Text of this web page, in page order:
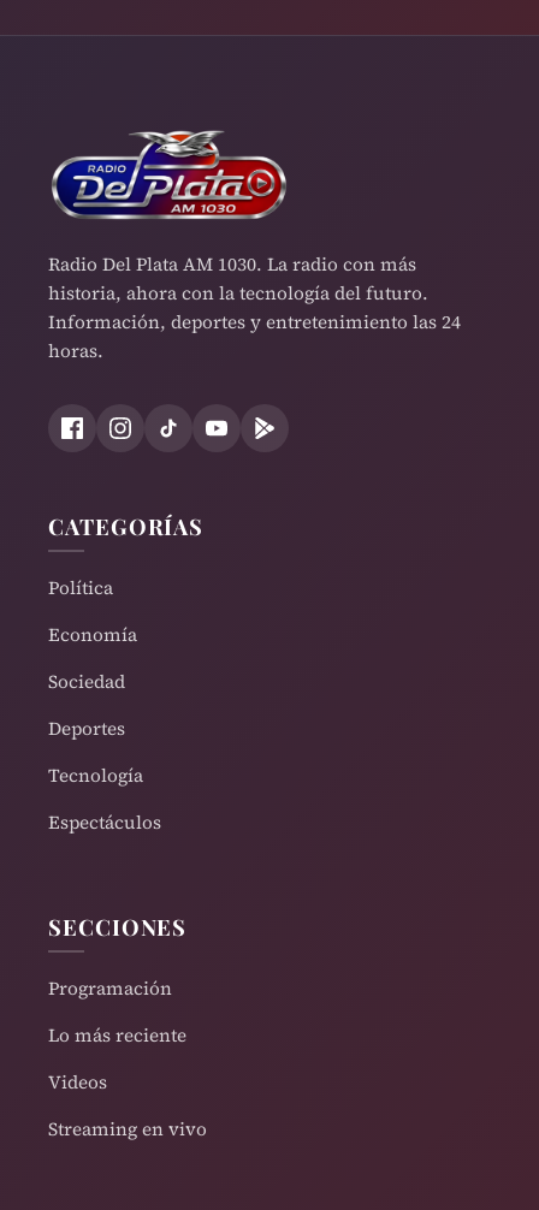
Radio Del Plata AM 1030. La radio con más
historia, ahora con la tecnología del futuro.
Información, deportes y entretenimiento las 24
horas.
CATEGORÍAS
Política
Economía
Sociedad
Deportes
Tecnología
Espectáculos
SECCIONES
Programación
Lo más reciente
Videos
Streaming en vivo